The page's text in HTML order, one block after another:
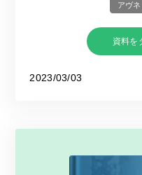
アヴネ
資料を
2023/03/03